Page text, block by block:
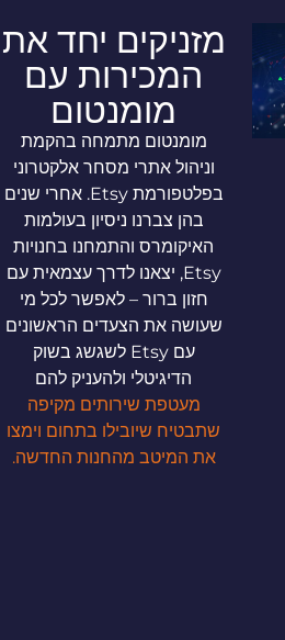
מזניקים יחד את
המכירות עם
מומנטום
מומנטום מתמחה בהקמת
וניהול אתרי מסחר אלקטרוני
בפלטפורמת Etsy. אחרי שנים
בהן צברנו ניסיון בעולמות
האיקומרס והתמחנו בחנויות
Etsy, יצאנו לדרך עצמאית עם
חזון ברור – לאפשר לכל מי
שעושה את הצעדים הראשונים
עם Etsy לשגשג בשוק
הדיגיטלי ולהעניק להם
מעטפת שירותים מקיפה
שתבטיח שיובילו בתחום וימצו
את המיטב מהחנות החדשה.